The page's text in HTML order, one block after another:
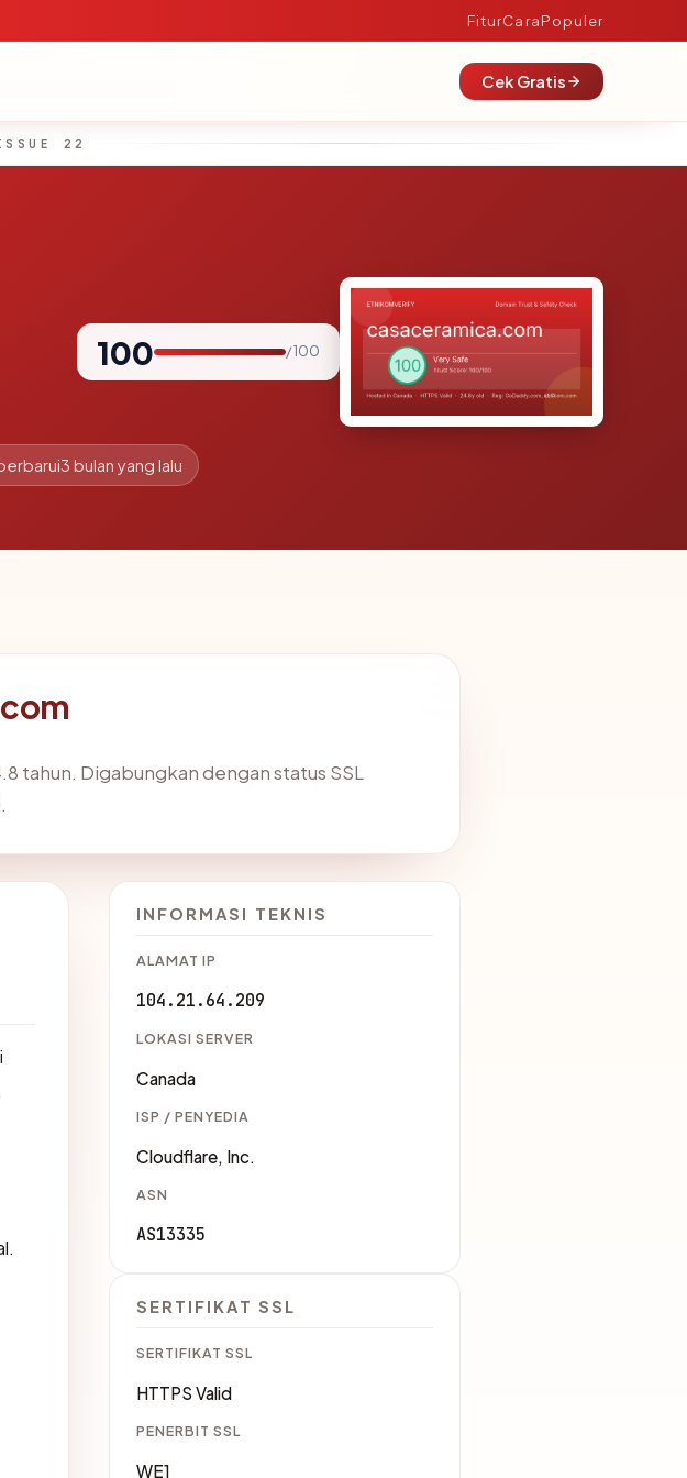
FiturCaraPopuler
Cek Gratis
22
100 / 100
3 bulan yang lalu
tahun. Digabungkan dengan status SSL
INFORMASI TEKNIS
ALAMAT IP
104.21.64.209
LOKASI SERVER
Canada
ISP / PENYEDIA
Cloudflare, Inc.
ASN
AS13335
SERTIFIKAT SSL
SERTIFIKAT SSL
HTTPS Valid
PENERBIT SSL
WE1